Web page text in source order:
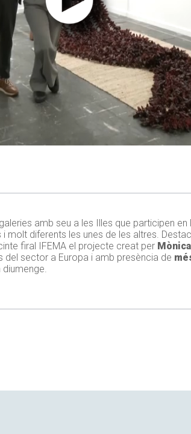
amb seu a les Illes que participen
molt diferents les unes de les altres.
firal IFEMA el projecte creat per
del sector a Europa i amb presència de